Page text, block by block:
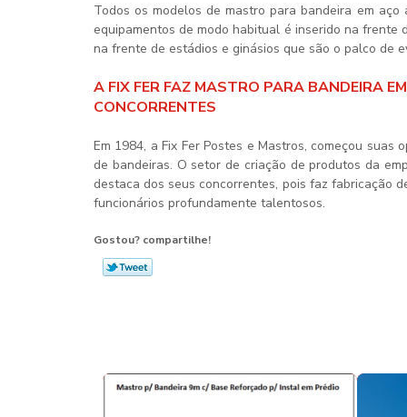
Todos os modelos demastro para bandeira em aço
equipamentos de modo habitual é inserido na frente
na frente de estádios e ginásios que são o palco de
A FIX FER FAZ MASTRO PARA BANDEIRA
CONCORRENTES
Em 1984, a Fix Fer Postes e Mastros, começou
de bandeiras. O setor de criação de produtos da
destaca dos seus concorrentes, pois faz fabricação
funcionários profundamente talentosos.
Gostou? compartilhe!